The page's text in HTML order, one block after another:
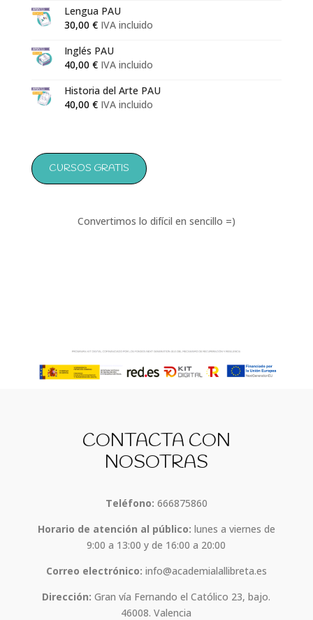
hasta
Lengua PAU
30,00 € IVA incluido
Inglés PAU
40,00 € IVA incluido
Historia del Arte PAU
40,00 € IVA incluido
CURSOS GRATIS
Convertimos lo difícil en sencillo =)
CONTACTA CON
NOSOTRAS
Teléfono: 666875860
Horario de atención al público: lunes a viernes de
9:00 a 13:00 y de 16:00 a 20:00
Correo electrónico: info@academialallibreta.es
Dirección: Gran vía Fernando el Católico 23, bajo.
46008. Valencia